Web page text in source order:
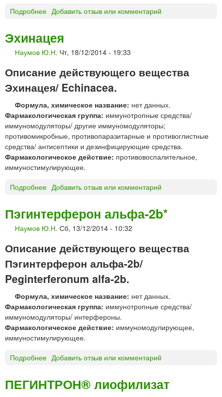
а
л
ь
н
ы
е
Н
И
И
Э
М
и
м
Ф
.
а
а
л
и
"
Подробнее
р
о
е
н
а
л
р
а
с
т
в
о
в
н
т
р
и
м
ш
о
Добавить отзыв или комментарий
Эхинацея
Наумов Ю.Н. Чт, 18/12/2014 - 19:33
Описание действующего вещества
Эхинацея/ Echinacea.
Формула, химическое название: нет данных.
Фармакологическая группа: иммунотропные средства/
иммуномодуляторы/ другие иммуномодуляторы;
противомикробные, противопаразитарные и противоглистные
средства/ антисептики и дезинфицирующие средства.
Фармакологическое действие: противовоспалительное,
иммуностимулирующее.
Подробнее
и
н
ц
я
Добавить отзыв или комментарий
Пэгинтерферон альфа-2b*
Наумов Ю.Н. Сб, 13/12/2014 - 10:32
Описание действующего вещества
Пэгинтерферон альфа-2b/
Peginterferonum alfa-2b.
Формула, химическое название: нет данных.
Фармакологическая группа: иммунотропные средства/
иммуномодуляторы/ интерфероны.
Фармакологическое действие: иммуномодулирующее,
иммуностимулирующее.
Подробнее Добавить отзыв или комментарий
ПЕГИНТРОН® лиофилизат